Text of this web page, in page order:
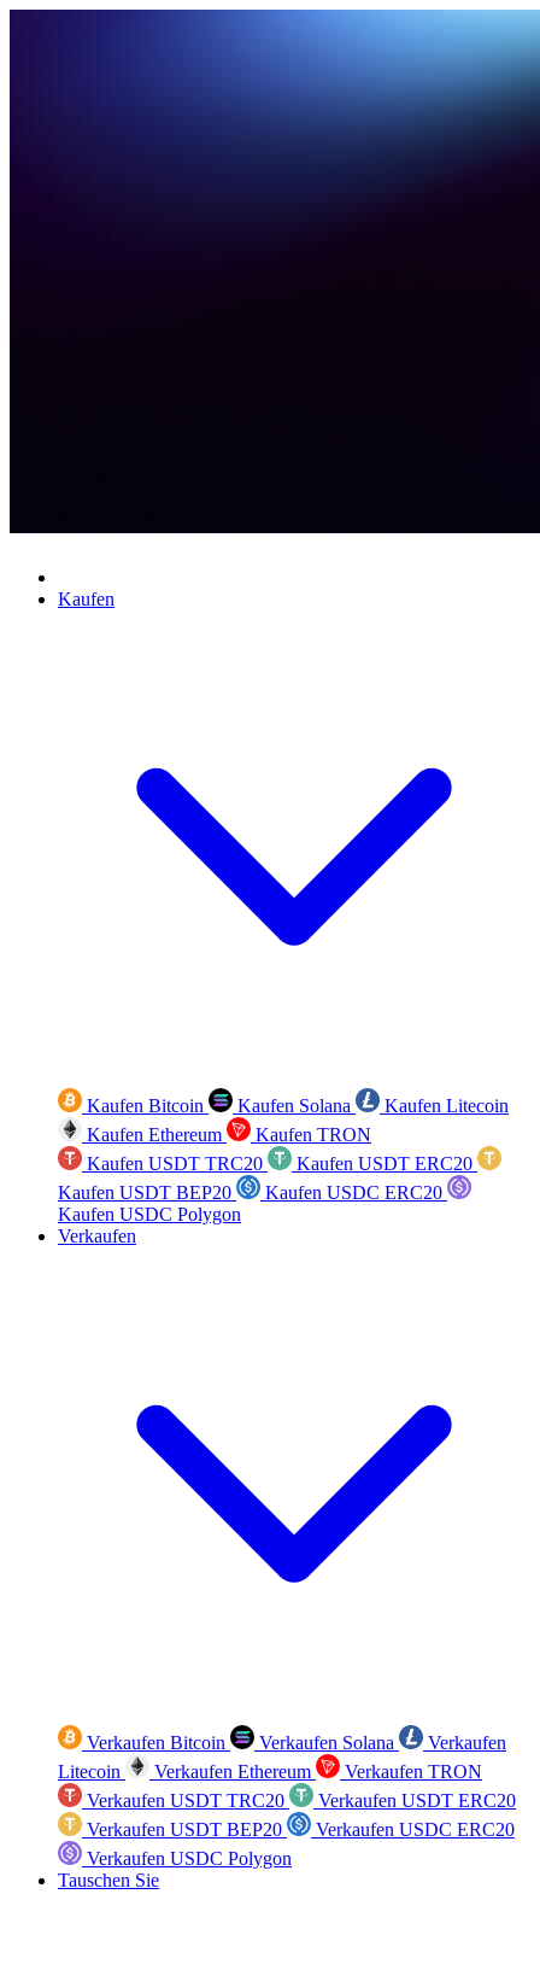
Kaufen
Kaufen Bitcoin Kaufen Solana
Kaufen Litecoin
Kaufen Ethereum
Kaufen TRON
Kaufen USDT TRC20
Kaufen USDT ERC20
Kaufen USDT BEP20
Kaufen USDC ERC20
Kaufen USDC Polygon
Verkaufen
Verkaufen Bitcoin Verkaufen Solana
Verkaufen
Litecoin
Verkaufen Ethereum
Verkaufen TRON
Verkaufen USDT TRC20
Verkaufen USDT ERC20
Verkaufen USDT BEP20
Verkaufen USDC ERC20
Verkaufen USDC Polygon
Tauschen Sie